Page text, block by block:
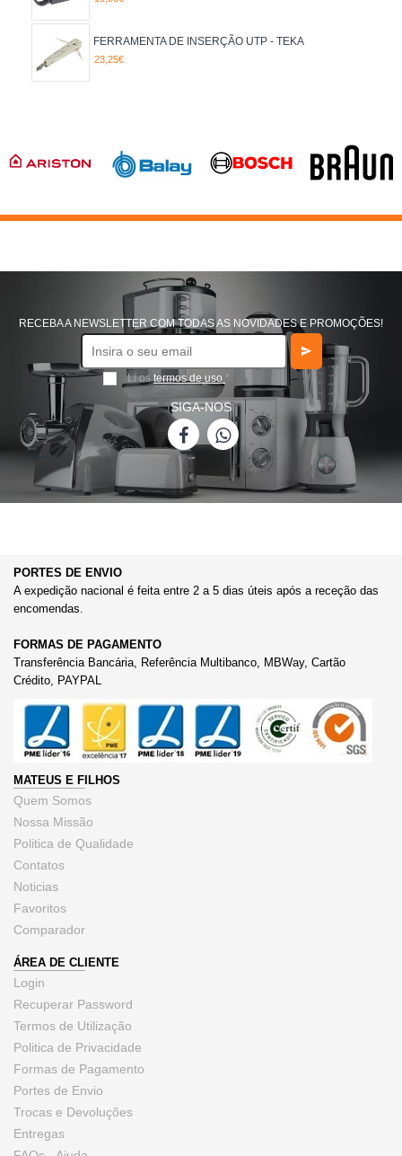
FERRAMENTA DE INSERÇÃO UTP - TEKA
23,25€
RECEBA A NEWSLETTER COM TODAS AS NOVIDADES E PROMOÇÕES!
Li ostermos de uso *
SIGA-NOS
PORTES DE ENVIO
A expedição nacional é feita entre 2 a 5 dias úteis após a receção das
encomendas.
FORMAS DE PAGAMENTO
Transferência Bancária, Referência Multibanco, MBWay, Cartão
Crédito, PAYPAL
MATEUS E FILHOS
Quem Somos
Nossa Missão
Politica de Qualidade
Contatos
Noticias
Favoritos
Comparador
ÁREA DE CLIENTE
Login
Recuperar Password
Termos de Utilização
Politica de Privacidade
Formas de Pagamento
Portes de Envio
Trocas e Devoluções
Entregas